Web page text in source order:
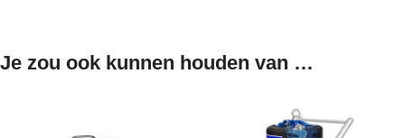
Je zou ook kunnen houden van …